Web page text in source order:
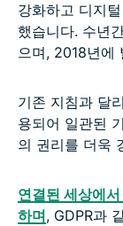
강화하고 디지
했습니다. 수년
으며, 2018년에
기존 지침과 달
용되어 일관된
의 권리를 더욱
연결된 세상에
하며, GDPR과